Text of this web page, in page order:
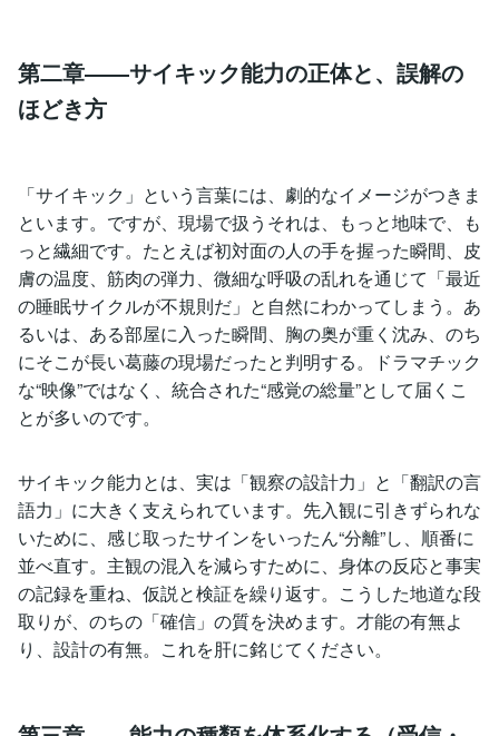
第二章――サイキック能力の正体と、誤解の
ほどき方
「サイキック」という言葉には、劇的なイメージがつきま
といます。ですが、現場で扱うそれは、もっと地味で、も
っと繊細です。たとえば初対面の人の手を握った瞬間、皮
膚の温度、筋肉の弾力、微細な呼吸の乱れを通じて「最近
の睡眠サイクルが不規則だ」と自然にわかってしまう。あ
るいは、ある部屋に入った瞬間、胸の奥が重く沈み、のち
にそこが長い葛藤の現場だったと判明する。ドラマチック
な“映像”ではなく、統合された“感覚の総量”として届くこ
とが多いのです。
サイキック能力とは、実は「観察の設計力」と「翻訳の言
語力」に大きく支えられています。先入観に引きずられな
いために、感じ取ったサインをいったん“分離”し、順番に
並べ直す。主観の混入を減らすために、身体の反応と事実
の記録を重ね、仮説と検証を繰り返す。こうした地道な段
取りが、のちの「確信」の質を決めます。才能の有無よ
り、設計の有無。これを肝に銘じてください。